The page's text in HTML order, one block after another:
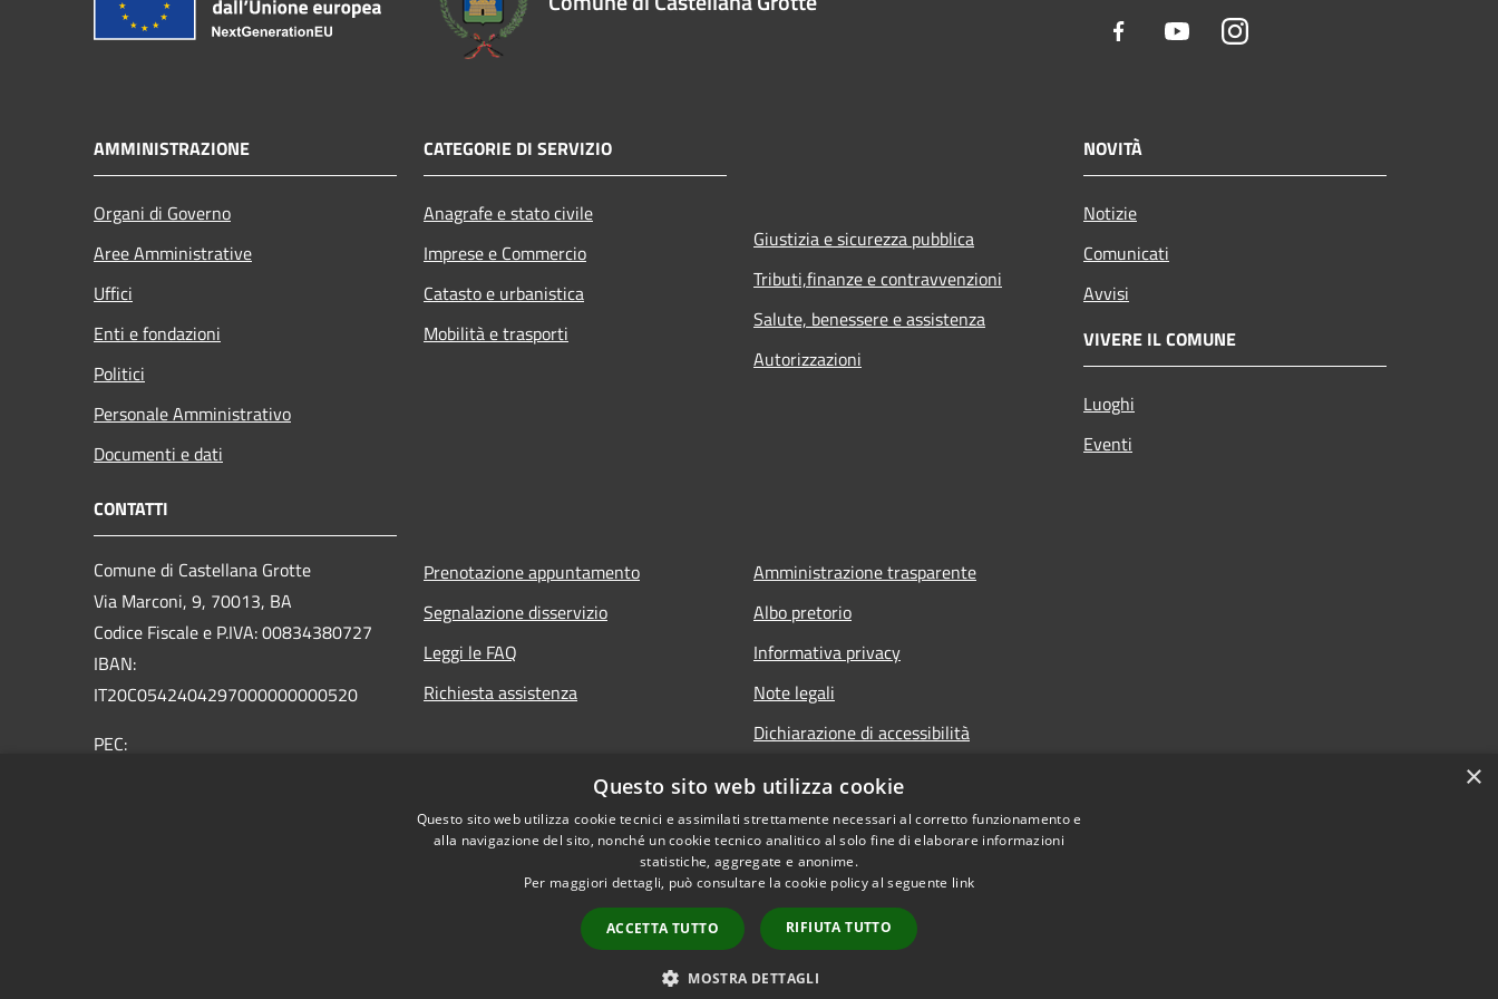
Facebook YoutubeInstagram
AMMINISTRAZIONE
Organi di Governo
Aree Amministrative
Uffici
Enti e fondazioni
Politici
Personale Amministrativo
Documenti e dati
CATEGORIE DI SERVIZIO
Anagrafe e stato civile
Imprese e Commercio
Catasto e urbanistica
Mobilità e trasporti
Giustizia e sicurezza pubblica
Tributi,finanze e contravvenzioni
Salute, benessere e assistenza
Autorizzazioni
NOVITÀ
Notizie
Comunicati
Avvisi
VIVERE IL COMUNE
Luoghi
Eventi
CONTATTI
Comune di Castellana Grotte
Via Marconi, 9, 70013, BA
Codice Fiscale e P.IVA: 00834380727
IBAN:
IT20C0542404297000000000520
PEC:
Prenotazione appuntamento
Segnalazione disservizio
Leggi le FAQ
Richiesta assistenza
Amministrazione trasparente
Albo pretorio
Informativa privacy
Note legali
Dichiarazione di accessibilità
Copyright © 2026 • Comune di Castellana Grotte • Powered by
×
Questo sito web utilizza cookie
Questo sito web utilizza cookie tecnici e assimilati strettamente necessari al corretto funzionamento e
alla navigazione del sito, nonché un cookie tecnico analitico al solo fine di elaborare informazioni
statistiche, aggregate e anonime.
Per maggiori dettagli, può consultare la cookie policy al seguente link
ACCETTA TUTTO RIFIUTA TUTTO
MOSTRA DETTAGLI